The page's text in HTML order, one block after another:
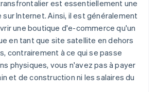
est essentiellement une
Internet. Ainsi, il est généralement
une boutique d'e-commerce qu'un
en tant que site satellite en dehors
contrairement à ce qui se passe
physiques, vous n'avez pas à payer
et de construction ni les salaires du